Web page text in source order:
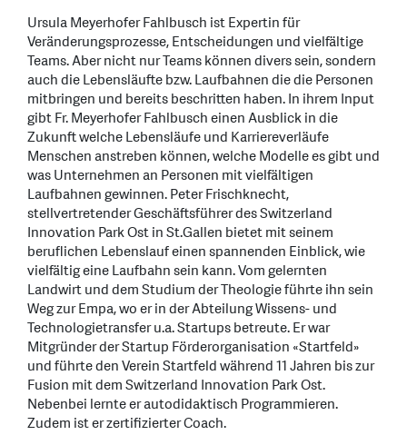
Ursula Meyerhofer Fahlbusch ist Expertin für
Veränderungsprozesse, Entscheidungen und vielfältige
Teams. Aber nicht nur Teams können divers sein, sondern
auch die Lebensläufte bzw. Laufbahnen die die Personen
mitbringen und bereits beschritten haben. In ihrem Input
gibt Fr. Meyerhofer Fahlbusch einen Ausblick in die
Zukunft welche Lebensläufe und Karriereverläufe
Menschen anstreben können, welche Modelle es gibt und
was Unternehmen an Personen mit vielfältigen
Laufbahnen gewinnen. Peter Frischknecht,
stellvertretender Geschäftsführer des Switzerland
Innovation Park Ost in St.Gallen bietet mit seinem
beruflichen Lebenslauf einen spannenden Einblick, wie
vielfältig eine Laufbahn sein kann. Vom gelernten
Landwirt und dem Studium der Theologie führte ihn sein
Weg zur Empa, wo er in der Abteilung Wissens- und
Technologietransfer u.a. Startups betreute. Er war
Mitgründer der Startup Förderorganisation «Startfeld»
und führte den Verein Startfeld während 11 Jahren bis zur
Fusion mit dem Switzerland Innovation Park Ost.
Nebenbei lernte er autodidaktisch Programmieren.
Zudem ist er zertifizierter Coach.